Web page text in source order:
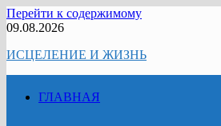
Перейти к содержимому
09.08.2026
ИСЦЕЛЕНИЕ И ЖИЗНЬ
ГЛАВНАЯ